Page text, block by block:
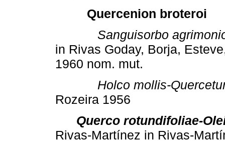
Quercenion broteroi
Sanguisorbo
in Rivas Goday, Borja,
1960 nom. mut.
Holco mollis-
Rozeira 1956
Querco rotundifoliae-
Rivas-Martínez in Rivas-